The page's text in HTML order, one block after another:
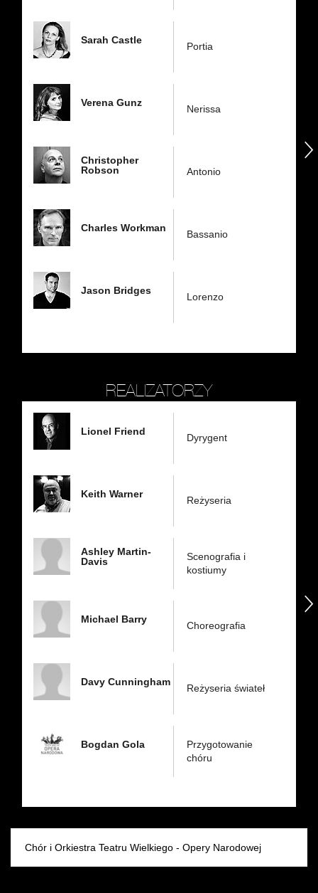
Sarah Castle
Portia
Verena Gunz
Nerissa
Christopher
Robson
Antonio
Charles Workman
Bassanio
Jason Bridges
Lorenzo
REALIZATORZY
Lionel Friend
Dyrygent
Keith Warner
Reżyseria
Ashley Martin-
Davis
Scenografia i
kostiumy
Michael Barry
Choreografia
Davy Cunningham
Reżyseria świateł
Bogdan Gola
Przygotowanie
chóru
Chór i Orkiestra Teatru Wielkiego - Opery Narodowej